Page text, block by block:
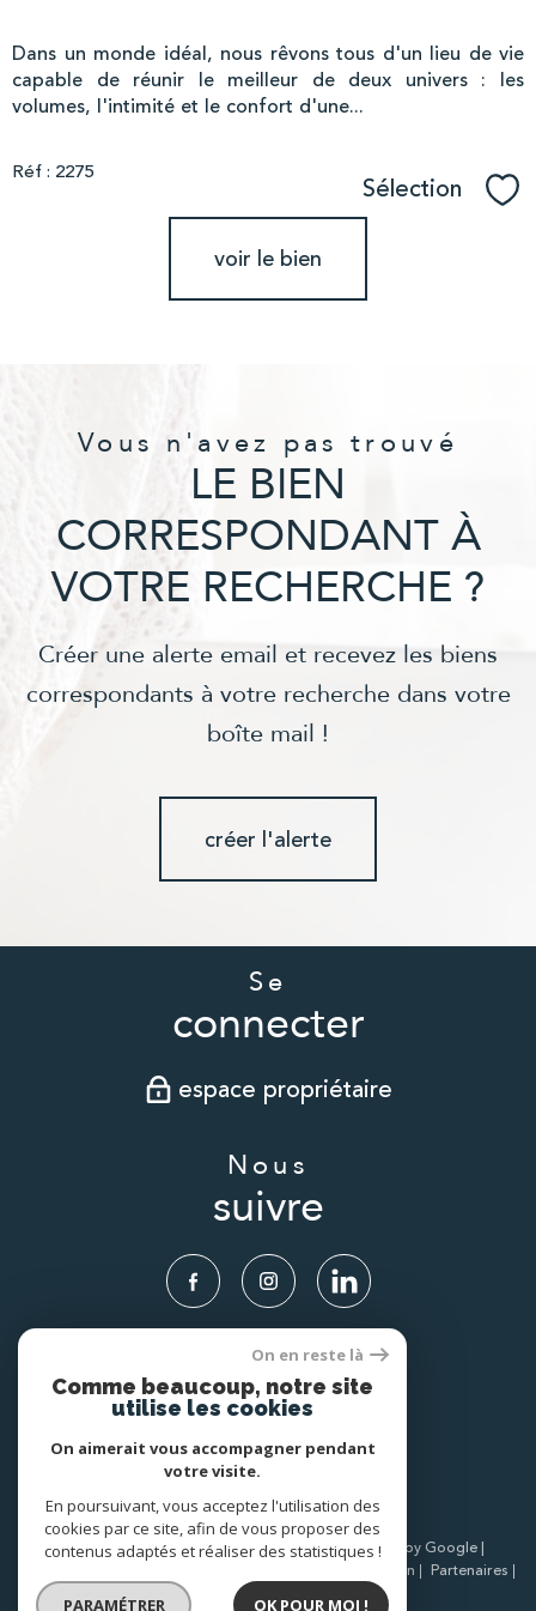
Dans un monde idéal, nous rêvons tous d'un lieu de vie
capable de réunir le meilleur de deux univers : les
volumes, l'intimité et le confort d'une...
Réf : 2275 Sélection
voir le bien
Vous n'avez pas trouvé
LE BIEN
CORRESPONDANT À
VOTRE RECHERCHE ?
Créer une alerte email et recevez les biens
correspondants à votre recherche dans votre
boîte mail !
créer l'alerte
Se
connecter
espace propriétaire
Nous
suivre
Nous
adhérons
© 2026 | Tous droits réservés | Traduction powered by Google |
Admin
Partenaires
Politique RGPD
On en reste là
Comme beaucoup, notre site
utilise les cookies
On aimerait vous accompagner pendant
votre visite.
En poursuivant, vous acceptez l'utilisation des
cookies par ce site, afin de vous proposer des
contenus adaptés et réaliser des statistiques !
PARAMÉTRER OK POUR MOI !